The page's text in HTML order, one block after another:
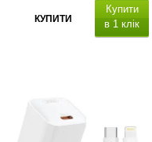
КУПИТИ
Купити
в 1 клік